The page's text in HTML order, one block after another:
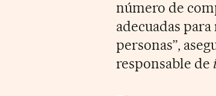
número de
adecuadas
personas”,
responsable de